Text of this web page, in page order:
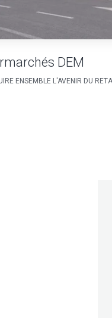
DEM
ENSEMBLE L'AVENIR DU